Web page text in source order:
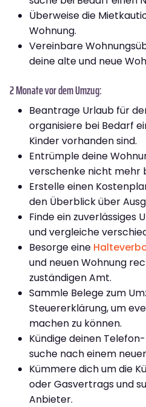
Überweise die
Wohnung.
Vereinbare
deine alte und neue
2 Monate vor dem Umzug:
Beantrage Urlaub für
organisiere bei Bedarf
Kinder vorhanden sind.
Entrümple deine
verschenke nicht mehr
Erstelle einen
den Überblick über
Finde ein zuverlässiges
und vergleiche
Besorge eine
und neuen Wohnung
zuständigen Amt.
Sammle Belege zum
Steuererklärung, um
machen zu können.
Kündige deinen
suche nach einem
Kümmere dich um die
oder Gasvertrags und
Anbieter.